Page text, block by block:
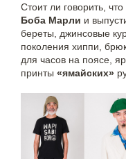
Стоит ли говорить, что
Боба Марли и
береты, джинсовые
поколения хиппи,
для часов на поясе,
принты «ямайских»